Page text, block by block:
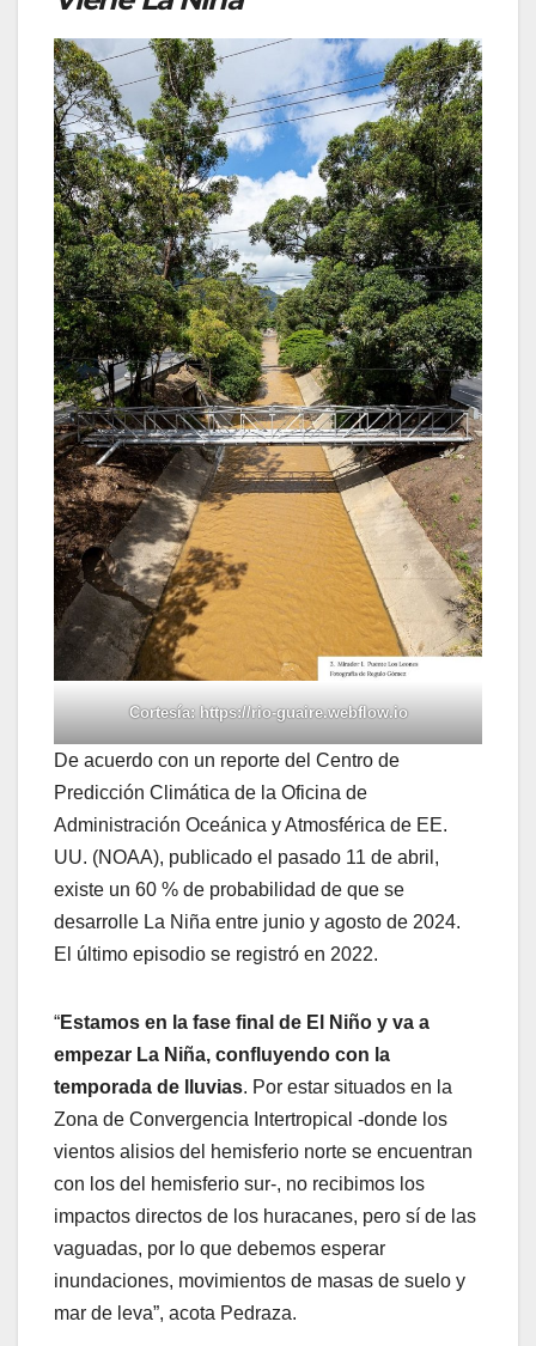
Cortesía: https://rio-guaire.webflow.io
De acuerdo con un reporte del Centro de
Predicción Climática de la Oficina de
Administración Oceánica y Atmosférica de EE.
UU. (NOAA), publicado el pasado 11 de abril,
existe un 60 % de probabilidad de que se
desarrolle La Niña entre junio y agosto de 2024.
El último episodio se registró en 2022.
“Estamos en la fase final de El Niño y va a
empezar La Niña, confluyendo con la
temporada de lluvias. Por estar situados en la
Zona de Convergencia Intertropical -donde los
vientos alisios del hemisferio norte se encuentran
con los del hemisferio sur-, no recibimos los
impactos directos de los huracanes, pero sí de las
vaguadas, por lo que debemos esperar
inundaciones, movimientos de masas de suelo y
mar de leva”, acota Pedraza.